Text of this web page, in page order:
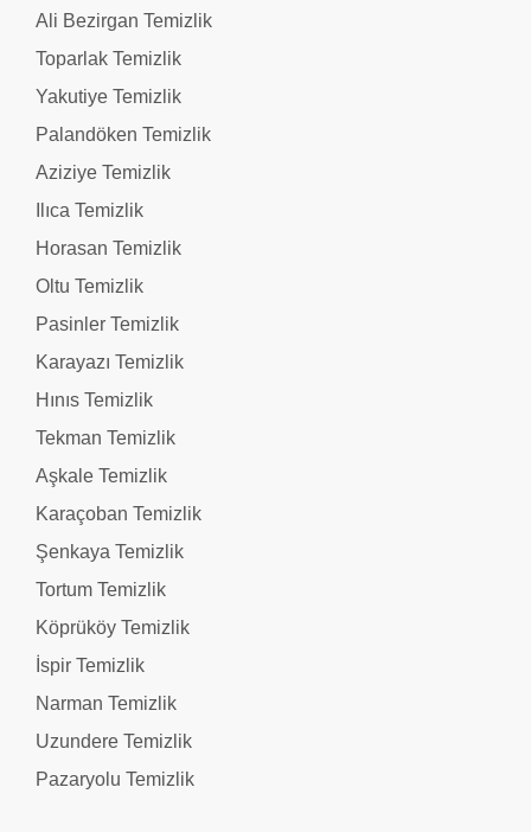
Ali Bezirgan Temizlik
Toparlak Temizlik
Yakutiye Temizlik
Palandöken Temizlik
Aziziye Temizlik
Ilıca Temizlik
Horasan Temizlik
Oltu Temizlik
Pasinler Temizlik
Karayazı Temizlik
Hınıs Temizlik
Tekman Temizlik
Aşkale Temizlik
Karaçoban Temizlik
Şenkaya Temizlik
Tortum Temizlik
Köprüköy Temizlik
İspir Temizlik
Narman Temizlik
Uzundere Temizlik
Pazaryolu Temizlik